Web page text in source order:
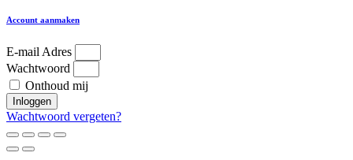
Account aanmaken
E-mail Adres
Wachtwoord
Onthoud mij
Inloggen
Wachtwoord vergeten?